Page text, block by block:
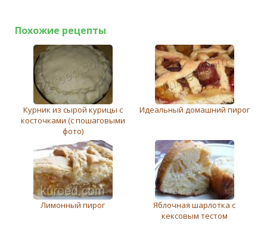
Похожие рецепты
Курник из сырой курицы с
косточками (с пошаговыми
фото)
Идеальный домашний пирог
Лимонный пирог
Яблочная шарлотка с
кексовым тестом